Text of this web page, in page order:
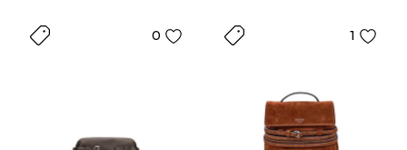
0 1